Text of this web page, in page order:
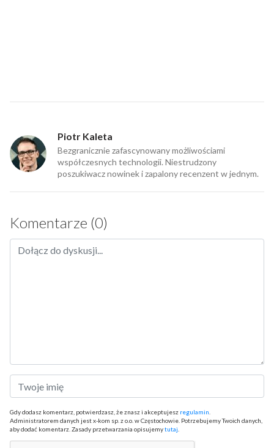
Piotr Kaleta
Bezgranicznie zafascynowany możliwościami
współczesnych technologii. Niestrudzony
poszukiwacz nowinek i zapalony recenzent w jednym.
Komentarze (0)
Gdy dodasz komentarz, potwierdzasz, że znasz i akceptujesz regulamin.
Administratorem danych jest x-kom sp. z o.o. w Częstochowie. Potrzebujemy Twoich danych,
aby dodać komentarz. Zasady przetwarzania opisujemytutaj.